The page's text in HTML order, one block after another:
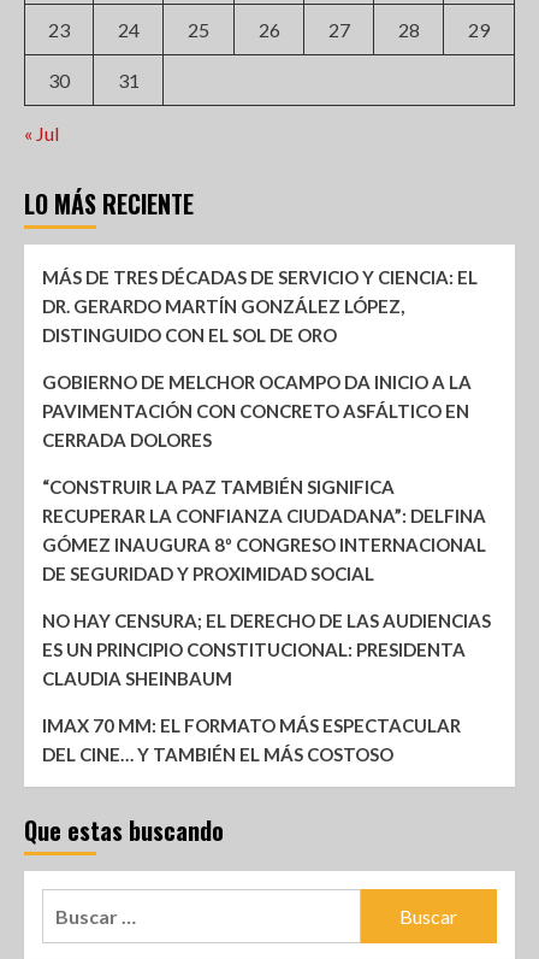
23 24 25 26 27 28 29
30 31
« Jul
LO MÁS RECIENTE
MÁS DE TRES DÉCADAS DE SERVICIO Y CIENCIA: EL
DR. GERARDO MARTÍN GONZÁLEZ LÓPEZ,
DISTINGUIDO CON EL SOL DE ORO
GOBIERNO DE MELCHOR OCAMPO DA INICIO A LA
PAVIMENTACIÓN CON CONCRETO ASFÁLTICO EN
CERRADA DOLORES
“CONSTRUIR LA PAZ TAMBIÉN SIGNIFICA
RECUPERAR LA CONFIANZA CIUDADANA”: DELFINA
GÓMEZ INAUGURA 8º CONGRESO INTERNACIONAL
DE SEGURIDAD Y PROXIMIDAD SOCIAL
NO HAY CENSURA; EL DERECHO DE LAS AUDIENCIAS
ES UN PRINCIPIO CONSTITUCIONAL: PRESIDENTA
CLAUDIA SHEINBAUM
IMAX 70 MM: EL FORMATO MÁS ESPECTACULAR
DEL CINE… Y TAMBIÉN EL MÁS COSTOSO
Que estas buscando